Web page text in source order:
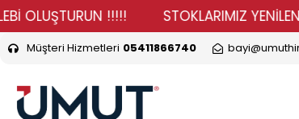
!!!!! STOKLARIMIZ YENİLENDİ
Müşteri Hizmetleri 05411866740